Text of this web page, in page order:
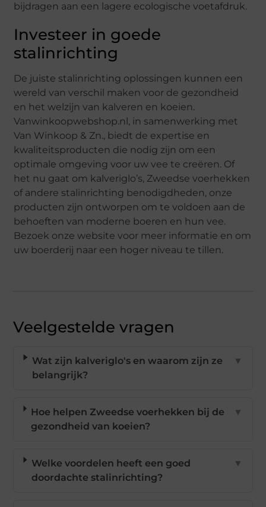
bijdragen aan een lagere ecologische voetafdruk.
Investeer in goede
stalinrichting
De juiste stalinrichting oplossingen kunnen een
wereld van verschil maken voor de gezondheid
en het welzijn van kalveren en koeien.
Vanwinkoopwebshop.nl, in samenwerking met
Van Winkoop & Zn., biedt de expertise en
kwaliteitsproducten die nodig zijn om een
optimale omgeving voor uw vee te creëren. Of
het nu gaat om kalveriglo’s, Zweedse voerhekken
of andere stalinrichting benodigdheden, onze
producten zijn ontworpen om te voldoen aan de
behoeften van moderne boeren en hun vee.
Bezoek onze website voor meer informatie en om
uw boerderij naar een hoger niveau te tillen.
Veelgestelde vragen
Wat zijn kalveriglo's en waarom zijn ze
belangrijk?
▼
Hoe helpen Zweedse voerhekken bij de
gezondheid van koeien?
▼
Welke voordelen heeft een goed
doordachte stalinrichting?
▼